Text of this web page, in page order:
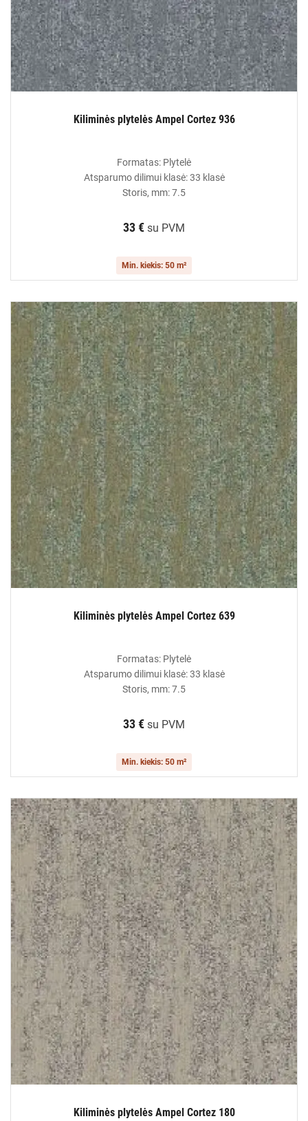
Kiliminės plytelės Ampel Cortez 936
Formatas: Plytelė
Atsparumo dilimui klasė: 33 klasė
Storis, mm: 7.5
33 € su PVM
Min. kiekis: 50 m²
Kiliminės plytelės Ampel Cortez 639
Formatas: Plytelė
Atsparumo dilimui klasė: 33 klasė
Storis, mm: 7.5
33 € su PVM
Min. kiekis: 50 m²
Kiliminės plytelės Ampel Cortez 180